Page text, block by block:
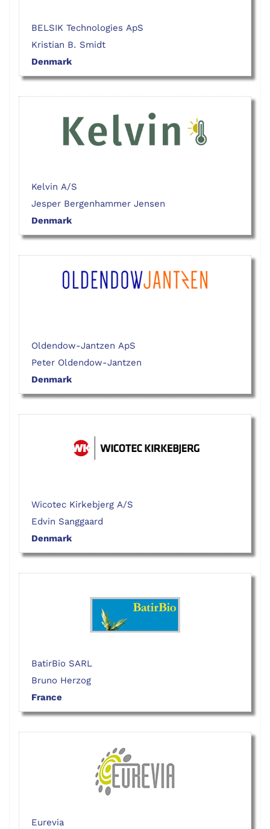
BELSIK Technologies ApS
Kristian B. Smidt
Denmark
Kelvin A/S
Jesper Bergenhammer Jensen
Denmark
Oldendow-Jantzen ApS
Peter Oldendow-Jantzen
Denmark
Wicotec Kirkebjerg A/S
Edvin Sanggaard
Denmark
BatirBio SARL
Bruno Herzog
France
Eurevia